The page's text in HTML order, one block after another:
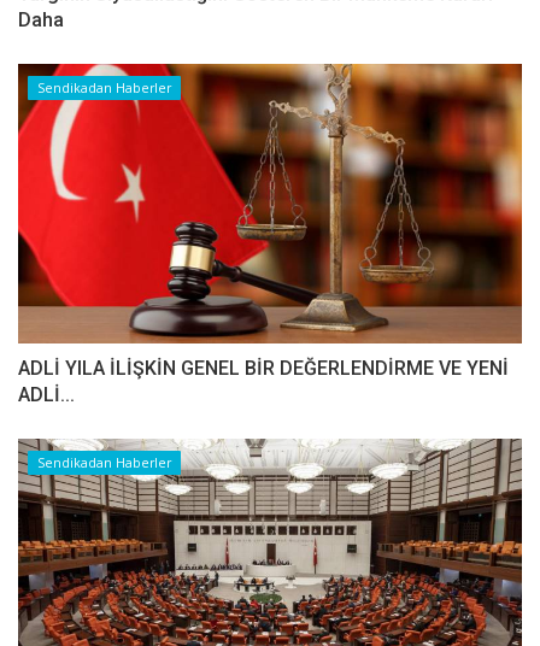
Daha
Sendikadan Haberler
ADLİ YILA İLİŞKİN GENEL BİR DEĞERLENDİRME VE YENİ
ADLİ...
Sendikadan Haberler